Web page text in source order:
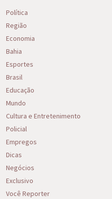
Política
Região
Economia
Bahia
Esportes
Brasil
Educação
Mundo
Cultura e Entretenimento
Policial
Empregos
Dicas
Negócios
Exclusivo
Você Reporter